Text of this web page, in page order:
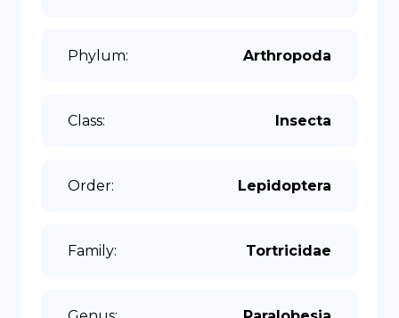
Phylum: Arthropoda
Class: Insecta
Order: Lepidoptera
Family: Tortricidae